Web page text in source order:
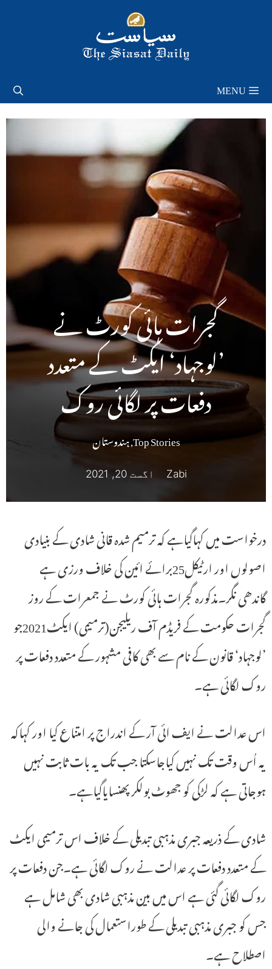
MENU
گجرات ہائی کورٹ نے
’لوجہاد‘ ایکٹ کے متعدد
دفعات پر لگائی روک
Top Stories
,ہندوستان
Zabi اگست 20, 2021
درخواست میں کہاگیاہے کہ ترمیم شدہ قانی شادی کے بنیادی
اصولوں اور ارٹیکل25برائے ائین کی خلاف ورزی ہے
گاندھی نگر۔مذکورہ گجرات ہائی کورٹ نے جمعرات کے روز
گجرات حکومت کے فریڈم آف ریلیجن(ترمیمی) ایکٹ2021جو
’لوجہاد‘ قانون کے نام سے بھی کافی مشہور کے متعدد دفعات پر
روک لگائی ہے۔
اس عدالت نے ایف ائی آر کے اندراج پر امتناع کیا اور کہاکہ
یہ اُس وقت تک نہیں کیاجاسکتا جب تک یہ بات ثابت نہیں
ہوجاتی ہے کہ لڑکی کو جھوٹ بولکر پھنسایاگیاہے۔
شادی کے ذریعہ جبری مذہبی تبدیلی کے خلاف اس ترمیمی ایکٹ
کے متعدد دفعات پر عدالت نے روک لگائی ہے۔جن دفعات پر
روک لگائی گئی ہے اس میں بین مذہبی شادی بھی شامل ہے
جس کو جبری مذہبی تبدیلی کے طوراستعمال کی جانے والی
اصطلاح ہے۔